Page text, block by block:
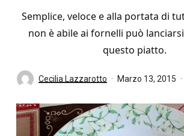
Semplice, veloce e alla portata di
non è abile ai fornelli può
questo piatto.
Cecilia Lazzarotto Marzo 13, 2015